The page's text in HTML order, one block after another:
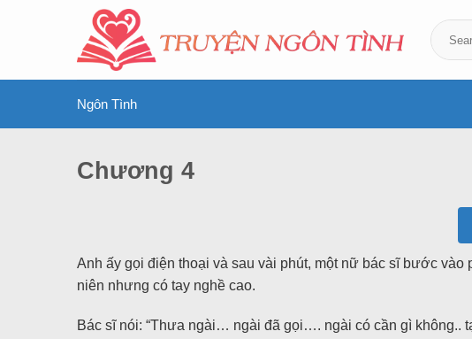
Ngôn Tình
Chương 4
Anh ấy gọi điện thoại và sau vài phút, một nữ bác sĩ bước
niên nhưng có tay nghề cao.
Bác sĩ nói: “Thưa ngài… ngài đã gọi…. ngài có cần gì không..